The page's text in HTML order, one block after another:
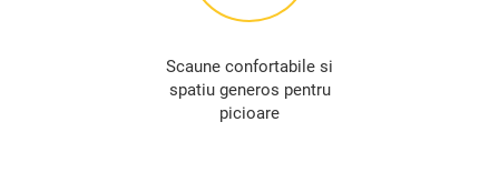
Scaune confortabile si
spatiu generos pentru
picioare